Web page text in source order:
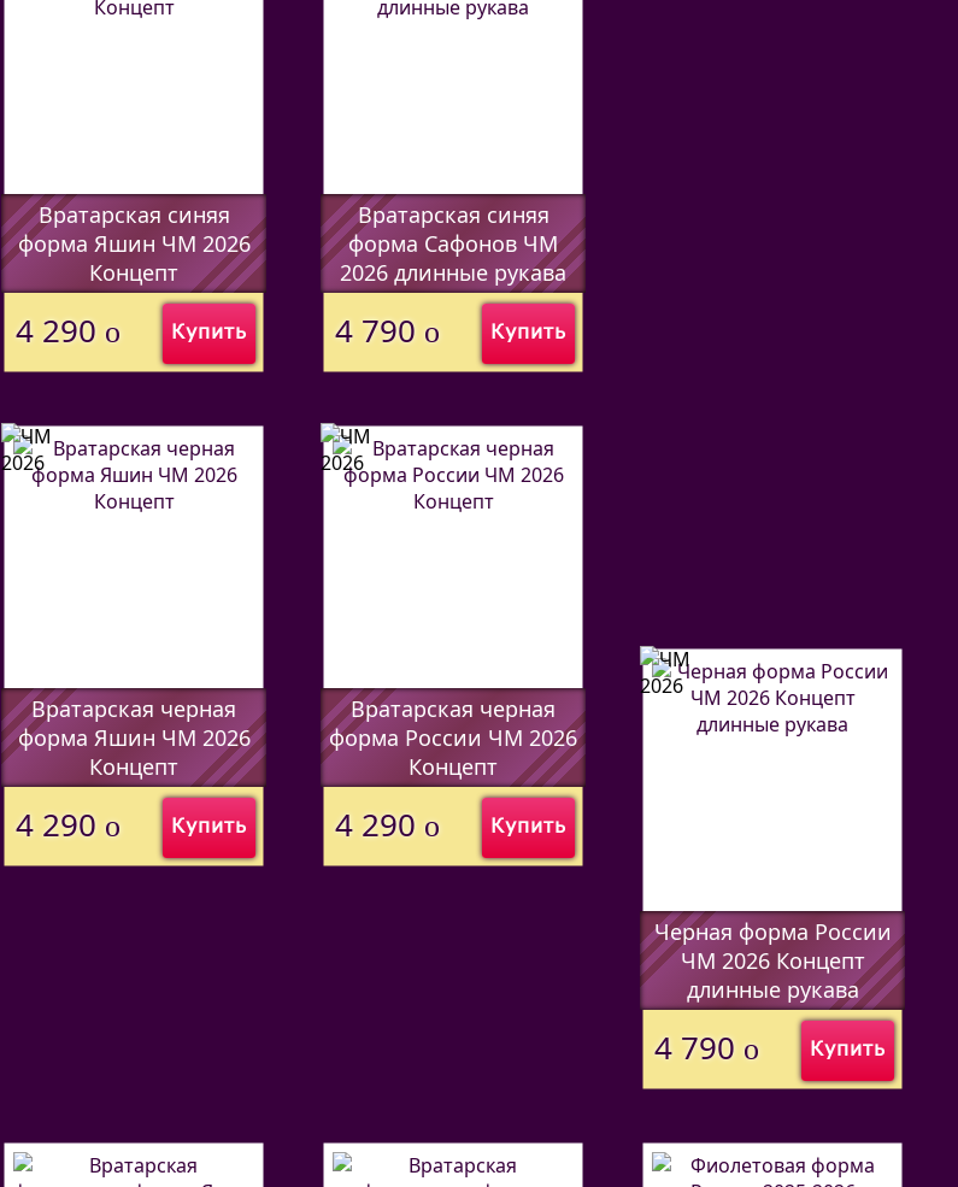
Вратарская синяя
форма Яшин ЧМ 2026
Концепт
Купить
4 290 o
Вратарская синяя
форма Сафонов ЧМ
2026 длинные рукава
Купить
4 790 o
Вратарская черная
форма Яшин ЧМ 2026
Концепт
Купить
4 290 o
Вратарская черная
форма России ЧМ 2026
Концепт
Купить
4 290 o
Черная форма России
ЧМ 2026 Концепт
длинные рукава
Купить
4 790 o